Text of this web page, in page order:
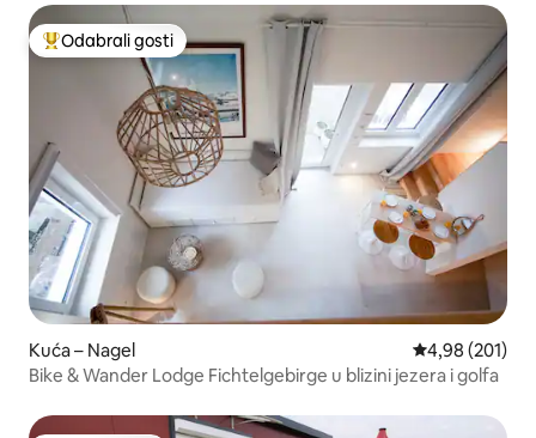
Među najviše rangiranima s oznakom „Odabrali gosti”
Odabrali gosti
Kuća – Nagel Prosječna
4,98 (201)
Bike & Wander Lodge Fichtelgebirge u blizini jezera i golfa